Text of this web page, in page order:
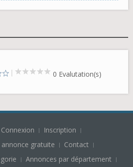
0 Evalutation(s)
Connexion
Inscription
annonce gratuite
Contact
Annonces par département